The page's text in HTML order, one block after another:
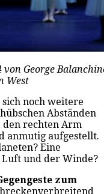
George
West
noch weitere
Abständen
den rechten Arm
anmutig aufgestellt.
Eine
Luft und der Winde?
zum